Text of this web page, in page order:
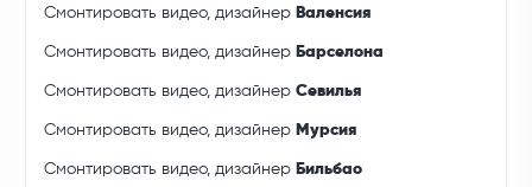
Смонтировать видео, дизайнер Валенсия
Смонтировать видео, дизайнер Барселона
Смонтировать видео, дизайнерСевилья
Смонтировать видео, дизайнер Мурсия
Смонтировать видео, дизайнер Бильбао